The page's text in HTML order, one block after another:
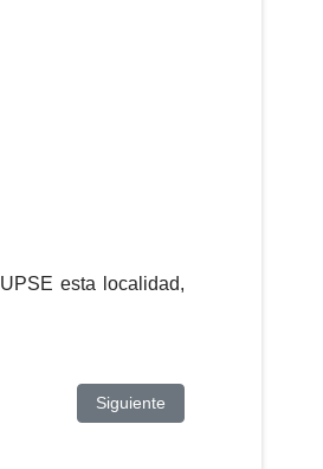
esta localidad,
Artículo siguiente: JICI
Siguiente